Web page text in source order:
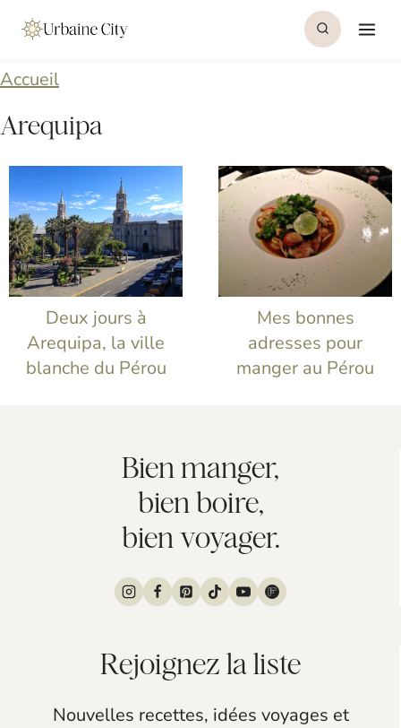
i
p
Accueil
Arequipa
Deux jours à
Arequipa, la ville
blanche du Pérou
Mes bonnes
adresses pour
manger au Pérou
Bien manger,
bien boire,
bien voyager.
Rejoignez la liste
Nouvelles recettes, idées voyages et